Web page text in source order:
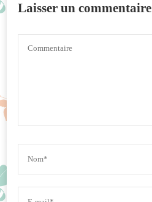
Laisser un commentaire